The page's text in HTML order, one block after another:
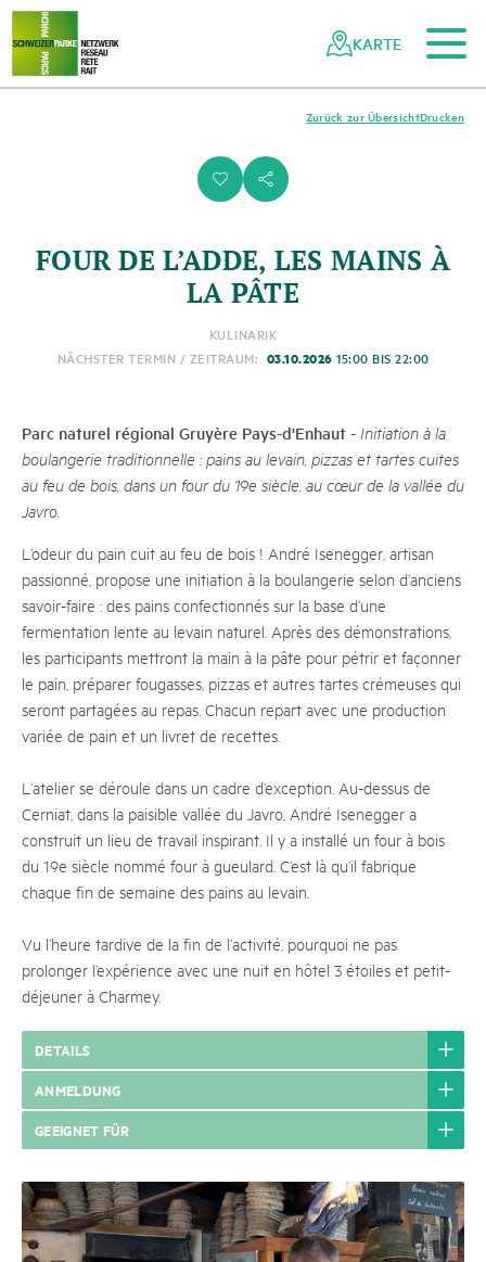
Navigieren
Netzwerk
Schweizer
Schnellnavigation
Zum Hauptinhalt
Zur mobilen Navigation
Zur Suche
Zum Fussbereich
Zur Sitemap
KARTE
i s
Drucken
Zurück zur Übersicht
FOUR DE L’ADDE, LES MAINS À
LA PÂTE
KULINARIK
NÄCHSTER TERMIN / ZEITRAUM: 03.10.2026 15:00 BIS 22:00
Parc naturel régional Gruyère Pays-d'Enhaut - Initiation à la
boulangerie traditionnelle : pains au levain, pizzas et tartes cuites
au feu de bois, dans un four du 19e siècle, au cœur de la vallée du
Javro.
L’odeur du pain cuit au feu de bois ! André Isenegger, artisan
passionné, propose une initiation à la boulangerie selon d’anciens
savoir-faire : des pains confectionnés sur la base d’une
fermentation lente au levain naturel. Après des démonstrations,
les participants mettront la main à la pâte pour pétrir et façonner
le pain, préparer fougasses, pizzas et autres tartes crémeuses qui
seront partagées au repas. Chacun repart avec une production
variée de pain et un livret de recettes.
L’atelier se déroule dans un cadre d’exception. Au-dessus de
Cerniat, dans la paisible vallée du Javro, André Isenegger a
construit un lieu de travail inspirant. Il y a installé un four à bois
du 19e siècle nommé four à gueulard. C’est là qu’il fabrique
chaque fin de semaine des pains au levain.
Vu l’heure tardive de la fin de l’activité, pourquoi ne pas
prolonger l’expérience avec une nuit en hôtel 3 étoiles et petit-
déjeuner à Charmey.
DETAILS
ANMELDUNG
GEEIGNET FÜR